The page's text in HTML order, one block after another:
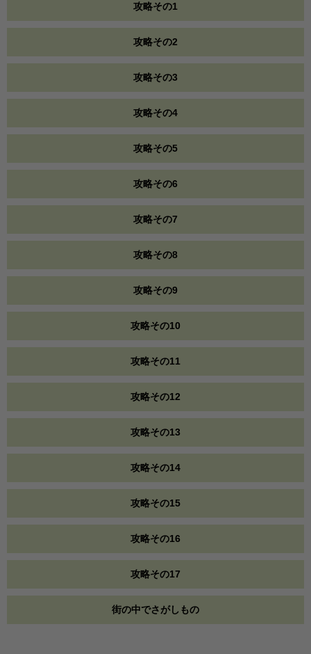
攻略その1
攻略その2
攻略その3
攻略その4
攻略その5
攻略その6
攻略その7
攻略その8
攻略その9
攻略その10
攻略その11
攻略その12
攻略その13
攻略その14
攻略その15
攻略その16
攻略その17
街の中でさがしもの